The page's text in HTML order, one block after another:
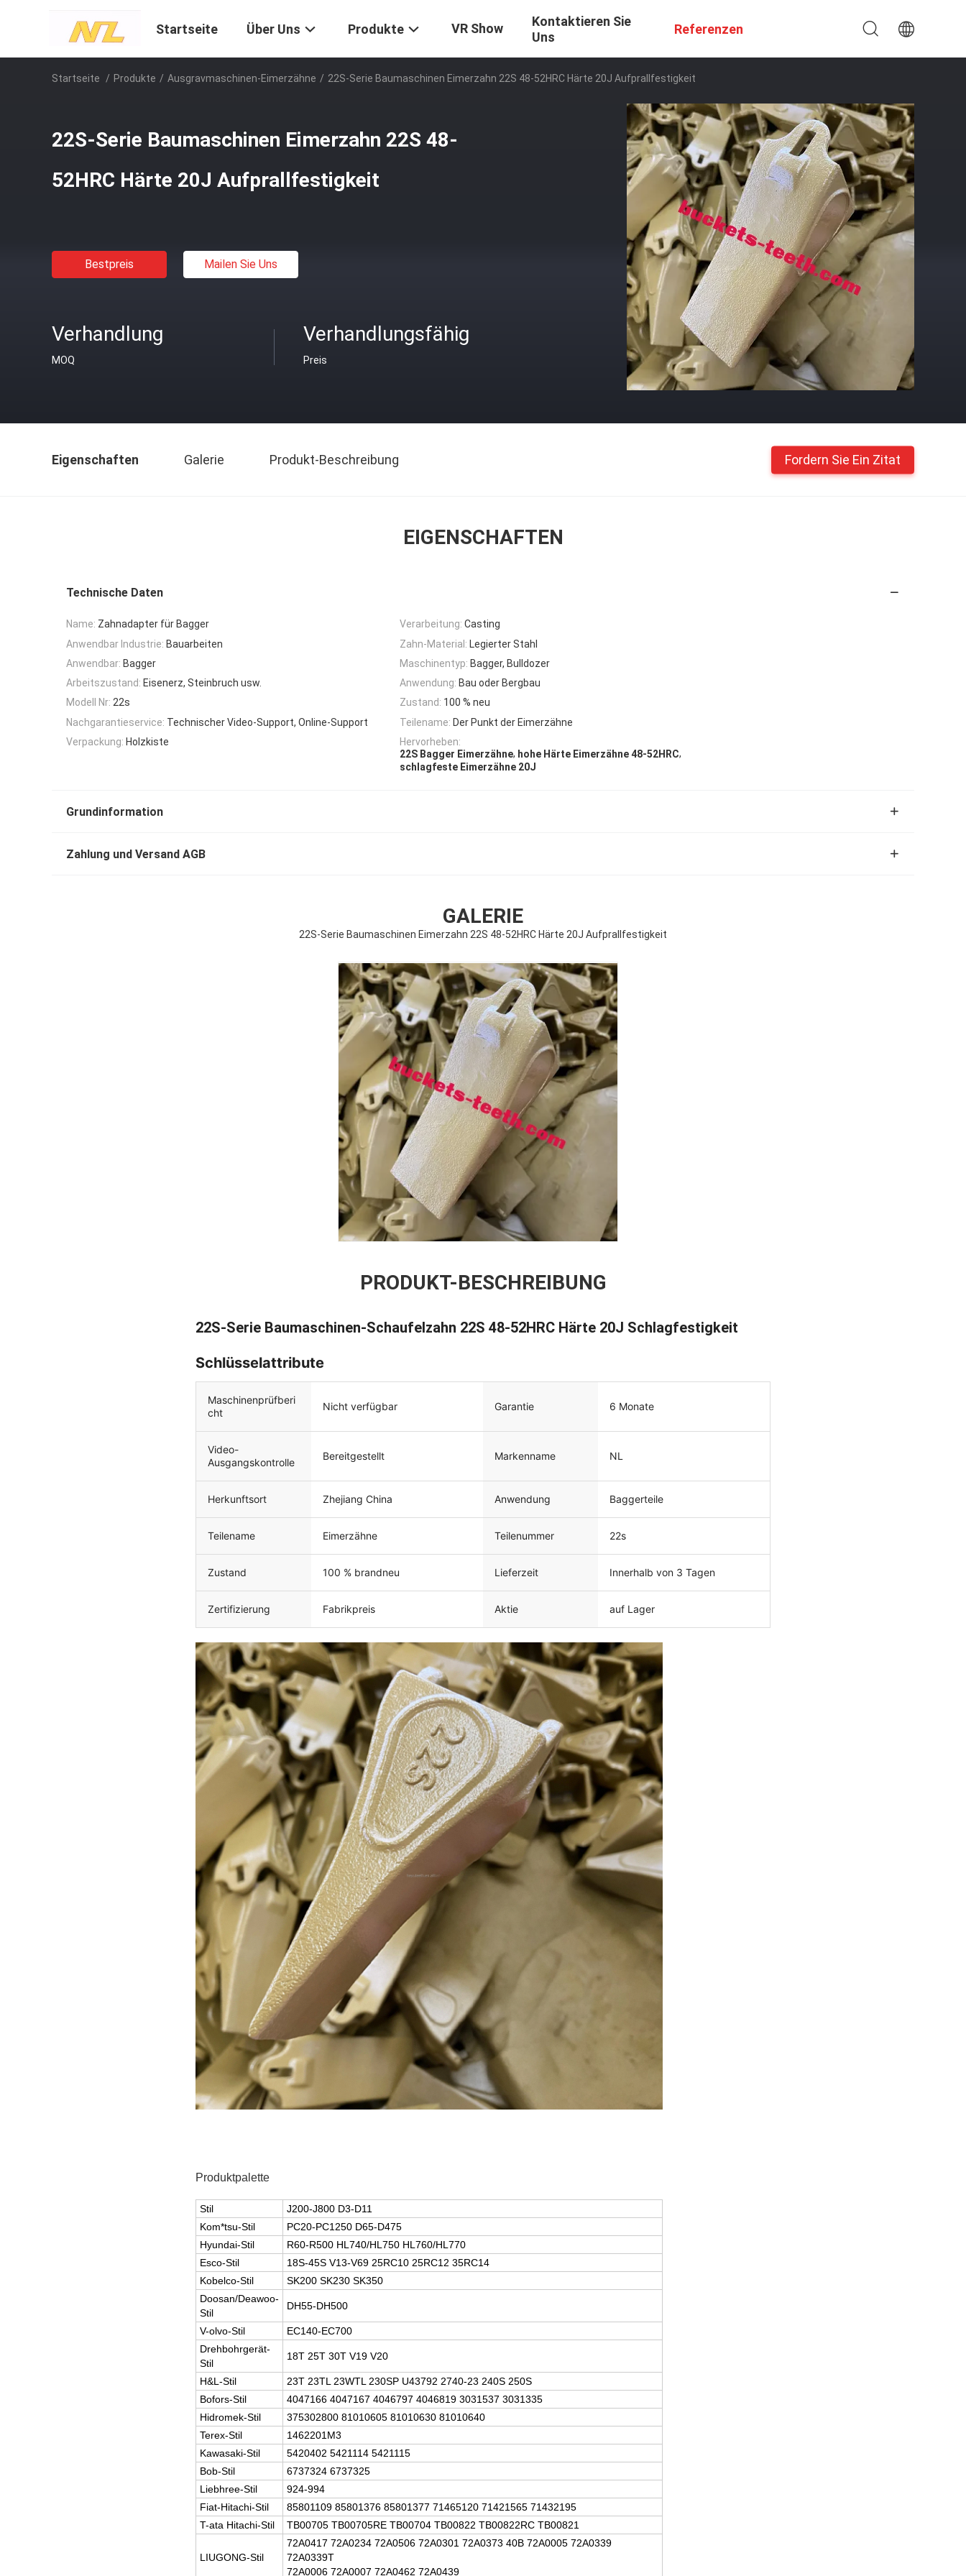
Startseite Über Uns Produkte VR Show
Kontaktieren Sie
Uns
Referenzen
Startseite / Produkte / Ausgravmaschinen-Eimerzähne / 22S-Serie Baumaschinen Eimerzahn 22S 48-52HRC Härte 20J Aufprallfestigkeit
22S-Serie Baumaschinen Eimerzahn 22S 48-
52HRC Härte 20J Aufprallfestigkeit
Bestpreis Mailen Sie Uns
Verhandlung
MOQ
Verhandlungsfähig
Preis
Eigenschaften Galerie Produkt-Beschreibung Fordern Sie Ein Zitat
EIGENSCHAFTEN
Technische Daten
Name: Zahnadapter für Bagger Verarbeitung: Casting
Anwendbar Industrie: Bauarbeiten Zahn-Material: Legierter Stahl
Anwendbar: Bagger Maschinentyp: Bagger, Bulldozer
Arbeitszustand: Eisenerz, Steinbruch usw. Anwendung: Bau oder Bergbau
Modell Nr: 22s Zustand: 100 % neu
Nachgarantieservice: Technischer Video-Support, Online-Support Teilename: Der Punkt der Eimerzähne
Verpackung: Holzkiste
Hervorheben:
22S Bagger Eimerzähne, hohe Härte Eimerzähne 48-52HRC,
schlagfeste Eimerzähne 20J
Grundinformation
Zahlung und Versand AGB
GALERIE
22S-Serie Baumaschinen Eimerzahn 22S 48-52HRC Härte 20J Aufprallfestigkeit
PRODUKT-BESCHREIBUNG
22S-Serie Baumaschinen-Schaufelzahn 22S 48-52HRC Härte 20J Schlagfestigkeit
Schlüsselattribute
Maschinenprüfberi
cht
Nicht verfügbar Garantie 6 Monate
Video-
Ausgangskontrolle
Bereitgestellt Markenname NL
Herkunftsort Zhejiang China Anwendung Baggerteile
Teilename Eimerzähne Teilenummer 22s
Zustand 100 % brandneu Lieferzeit Innerhalb von 3 Tagen
Zertifizierung Fabrikpreis Aktie auf Lager
Produktpalette
Stil
J200-J800 D3-D11
Kom*tsu-Stil
PC20-PC1250 D65-D475
Hyundai-Stil
R60-R500 HL740/HL750 HL760/HL770
Esco-Stil
18S-45S V13-V69 25RC10 25RC12 35RC14
Kobelco-Stil
SK200 SK230 SK350
Doosan/Deawoo-
Stil
DH55-DH500
V-olvo-Stil
EC140-EC700
Drehbohrgerät-
Stil
18T 25T 30T V19 V20
H&L-Stil
23T 23TL 23WTL 230SP U43792 2740-23 240S 250S
Bofors-Stil
4047166 4047167 4046797 4046819 3031537 3031335
Hidromek-Stil
375302800 81010605 81010630 81010640
Terex-Stil
1462201M3
Kawasaki-Stil
5420402 5421114 5421115
Bob-Stil
6737324 6737325
Liebhree-Stil
924-994
Fiat-Hitachi-Stil
85801109 85801376 85801377 71465120 71421565 71432195
T-ata Hitachi-Stil
TB00705 TB00705RE TB00704 TB00822 TB00822RC TB00821
LIUGONG-Stil
72A0417 72A0234 72A0506 72A0301 72A0373 40B 72A0005 72A0339
72A0339T
72A0006 72A0007 72A0462 72A0439